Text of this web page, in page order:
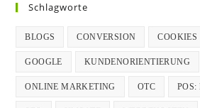
Schlagworte
BLOGS CONVERSION COOKIES
GOOGLE KUNDENORIENTIERUNG
ONLINE MARKETING OTC POS: